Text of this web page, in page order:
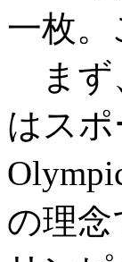
一枚
まず
はス
の理